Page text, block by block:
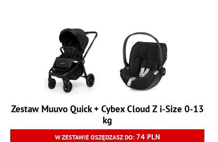
Zestaw Muuvo Quick + Cybex Cloud Z i-Size 0-13
kg
W ZESTAWIE OSZĘDZASZ DO:74 PLN